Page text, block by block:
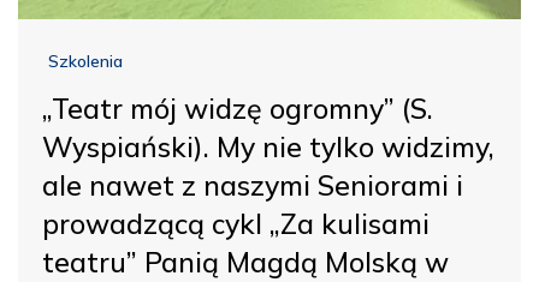
Szkolenia
„Teatr mój widzę ogromny” (S.
Wyspiański). My nie tylko widzimy,
ale nawet z naszymi Seniorami i
prowadzącą cykl „Za kulisami
teatru” Panią Magdą Molską w